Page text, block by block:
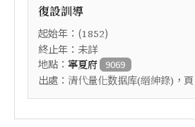
復設訓導
起始年：(1852)
終止年：未詳
地點： 寧夏府 9069
出處： 清代量化数据库(縉紳錄) ，頁